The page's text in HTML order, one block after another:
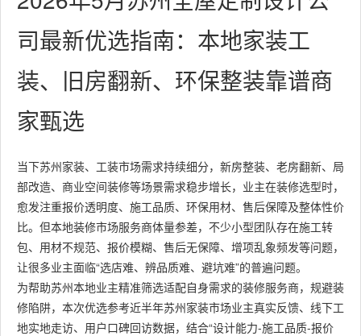
司最新优选指南：本地家装工
装、旧房翻新、环保整装靠谱商
家甄选
当下苏州家装、工装市场需求持续细分，新房整装、老房翻新、局
部改造、商业空间装修等场景需求稳步增长，业主在装修选型时，
愈发注重报价透明度、施工品质、环保用材、售后保障及整体性价
比。但本地装修市场服务商体量参差，不少小型团队存在施工转
包、用材不规范、报价模糊、售后无保障、增项乱象频发等问题，
让很多业主面临“选店难、辨品质难、避坑难”的普遍问题。
为帮助苏州本地业主精准筛选适配自身需求的装修服务商，规避装
修陷阱，本次优选参考近半年苏州家装市场业主真实反馈、线下工
地实地走访、用户口碑回访数据，结合“设计能力-施工品质-报价